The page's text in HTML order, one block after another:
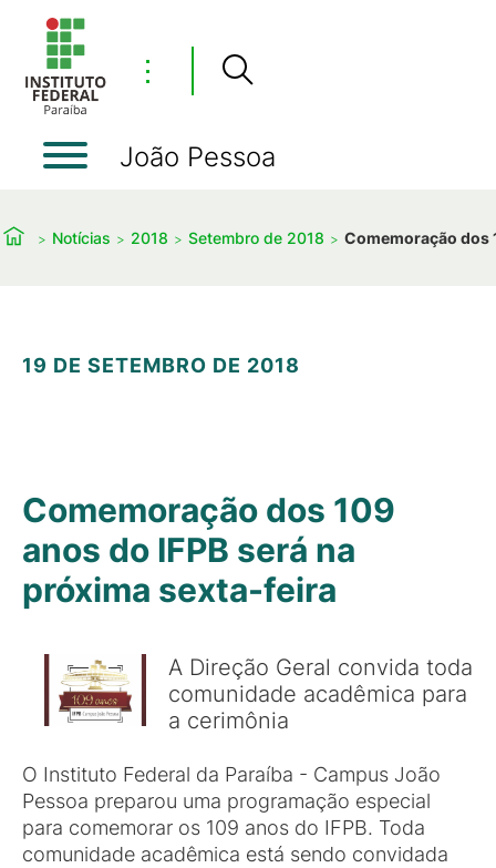
⋮
João Pessoa
Notícias 2018 Setembro de 2018 Comemoração dos
19 DE SETEMBRO DE 2018
Comemoração dos 109
anos do IFPB será na
próxima sexta-feira
A Direção Geral convida toda
comunidade acadêmica para
a cerimônia
O Instituto Federal da Paraíba - Campus João
Pessoa preparou uma programação especial
para comemorar os 109 anos do IFPB. Toda
comunidade acadêmica está sendo convidada